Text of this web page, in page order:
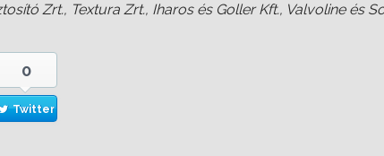
Zrt., Textura Zrt., Iharos és Goller Kft., Valvoline és
0
Twitter